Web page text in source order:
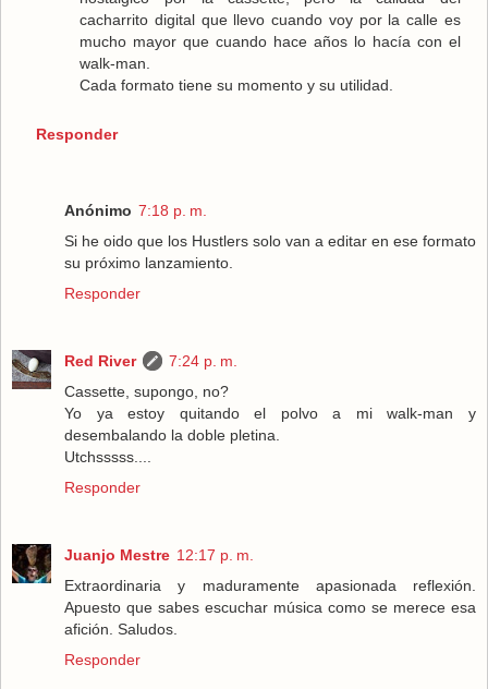
cacharrito digital que llevo cuando voy por la calle es
mucho mayor que cuando hace años lo hacía con el
walk-man.
Cada formato tiene su momento y su utilidad.
Responder
Anónimo 7:18 p. m.
Si he oido que los Hustlers solo van a editar en ese formato
su próximo lanzamiento.
Responder
Red River
7:24 p. m.
Cassette, supongo, no?
Yo ya estoy quitando el polvo a mi walk-man y
desembalando la doble pletina.
Utchsssss....
Responder
Juanjo Mestre 12:17 p. m.
Extraordinaria y maduramente apasionada reflexión.
Apuesto que sabes escuchar música como se merece esa
afición. Saludos.
Responder